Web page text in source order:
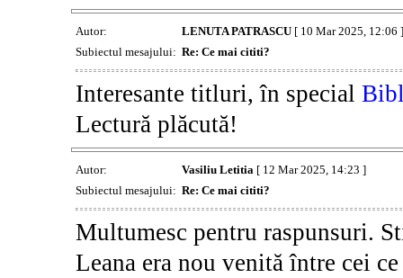
Autor: LENUTA PATRASCU[ 10 Mar 2025, 12:06 ]
Subiectul mesajului: Re: Ce mai cititi?
Interesante titluri, în special
Lectură plăcută!
Autor: Vasiliu Letitia [ 12 Mar 2025, 14:23 ]
Subiectul mesajului: Re: Ce mai cititi?
Multumesc pentru raspunsuri.
Leana era nou venită între cei